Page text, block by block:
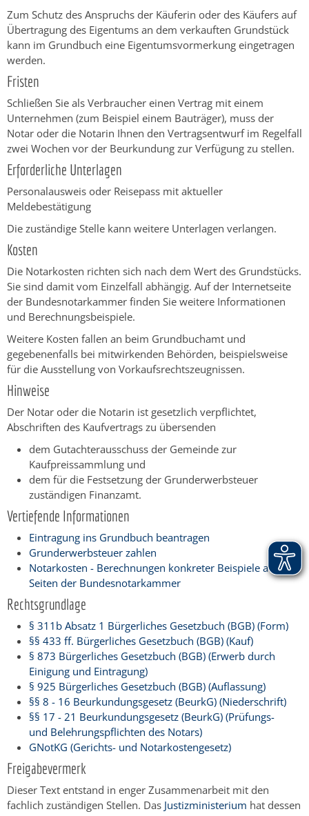
Zum Schutz des Anspruchs der Käuferin oder des Käufers auf
Übertragung des Eigentums an dem verkauften Grundstück
kann im Grundbuch eine Eigentumsvormerkung eingetragen
werden.
Fristen
Schließen Sie als Verbraucher einen Vertrag mit einem
Unternehmen (zum Beispiel einem Bauträger), muss der
Notar oder die Notarin Ihnen den Vertragsentwurf im Regelfall
zwei Wochen vor der Beurkundung zur Verfügung zu stellen.
Erforderliche Unterlagen
Personalausweis oder Reisepass mit aktueller
Meldebestätigung
Die zuständige Stelle kann weitere Unterlagen verlangen.
Kosten
Die Notarkosten richten sich nach dem Wert des Grundstücks.
Sie sind damit vom Einzelfall abhängig. Auf der Internetseite
der Bundesnotarkammer finden Sie weitere Informationen
und Berechnungsbeispiele.
Weitere Kosten fallen an beim Grundbuchamt und
gegebenenfalls bei mitwirkenden Behörden, beispielsweise
für die Ausstellung von Vorkaufsrechtszeugnissen.
Hinweise
Der Notar oder die Notarin ist gesetzlich verpflichtet,
Abschriften des Kaufvertrags zu übersenden
dem Gutachterausschuss der Gemeinde zur
Kaufpreissammlung und
dem für die Festsetzung der Grunderwerbsteuer
zuständigen Finanzamt.
Vertiefende Informationen
Eintragung ins Grundbuch beantragen
Grunderwerbsteuer zahlen
Notarkosten - Berechnungen konkreter Beispiele auf
Seiten der Bundesnotarkammer
Rechtsgrundlage
§ 311b Absatz 1 Bürgerliches Gesetzbuch (BGB) (Form)
§§ 433 ff. Bürgerliches Gesetzbuch (BGB) (Kauf)
§ 873 Bürgerliches Gesetzbuch (BGB) (Erwerb durch
Einigung und Eintragung)
§ 925 Bürgerliches Gesetzbuch (BGB) (Auflassung)
§§ 8 - 16 Beurkundungsgesetz (BeurkG) (Niederschrift)
§§ 17 - 21 Beurkundungsgesetz (BeurkG) (Prüfungs-
und Belehrungspflichten des Notars)
GNotKG (Gerichts- und Notarkostengesetz)
Freigabevermerk
Dieser Text entstand in enger Zusammenarbeit mit den
fachlich zuständigen Stellen. Das Justizministerium hat dessen